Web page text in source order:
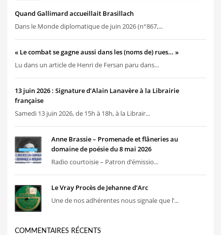
Quand Gallimard accueillait Brasillach
Dans le Monde diplomatique de juin 2026 (n°867,...
« Le combat se gagne aussi dans les (noms de) rues… »
Lu dans un article de Henri de Fersan paru dans...
13 juin 2026 : Signature d’Alain Lanavère à la Librairie
française
Samedi 13 juin 2026, de 15h à 18h, à la Librair...
Anne Brassie – Promenade et flâneries au
domaine de poésie du 8 mai 2026
Radio courtoisie – Patron d’émissio...
Le Vray Procès de Jehanne d’Arc
Une de nos adhérentes nous signale que l’...
COMMENTAIRES RÉCENTS